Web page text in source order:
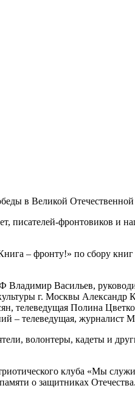
в Великой
писателей-фронтовиков и
– фронту!» по сбору
Васильев,
г. Москвы Александр
телеведущая Полина
журналист
волонтеры, кадеты и
клуба «Мы
о защитниках Отечества.